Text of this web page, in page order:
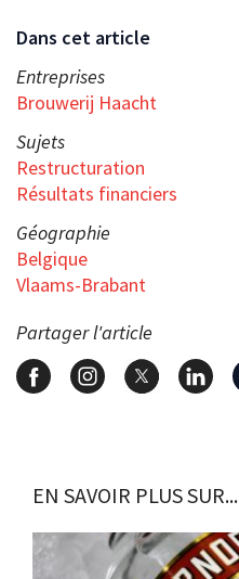
Dans cet article
Entreprises
Brouwerij Haacht
Sujets
Restructuration
Résultats financiers
Géographie
Belgique
Vlaams-Brabant
Partager l'article
EN SAVOIR PLUS SUR...